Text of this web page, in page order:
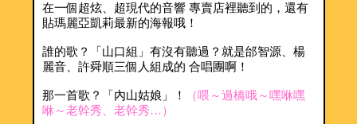
在一個超炫、超現代的音響 專賣店裡聽到的，還有
貼瑪麗亞凱莉最新的海報哦！
誰的歌？「山口組」有沒有聽過？就是邰智源、楊
麗音、許舜順三個人組成的 合唱團啊！
那一首歌？「內山姑娘」！
（喂～過橋哦～嘿咻嘿
咻～老幹秀、老幹秀…）